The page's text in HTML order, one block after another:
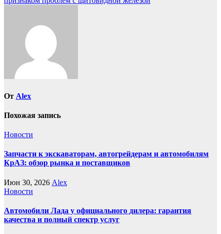
От Alex
Похожая запись
Новости
Запчасти к экскаваторам, автогрейдерам и автомобилям
КрАЗ: обзор рынка и поставщиков
Июн 30, 2026 Alex
Новости
Автомобили Лада у официального дилера: гарантия
качества и полный спектр услуг